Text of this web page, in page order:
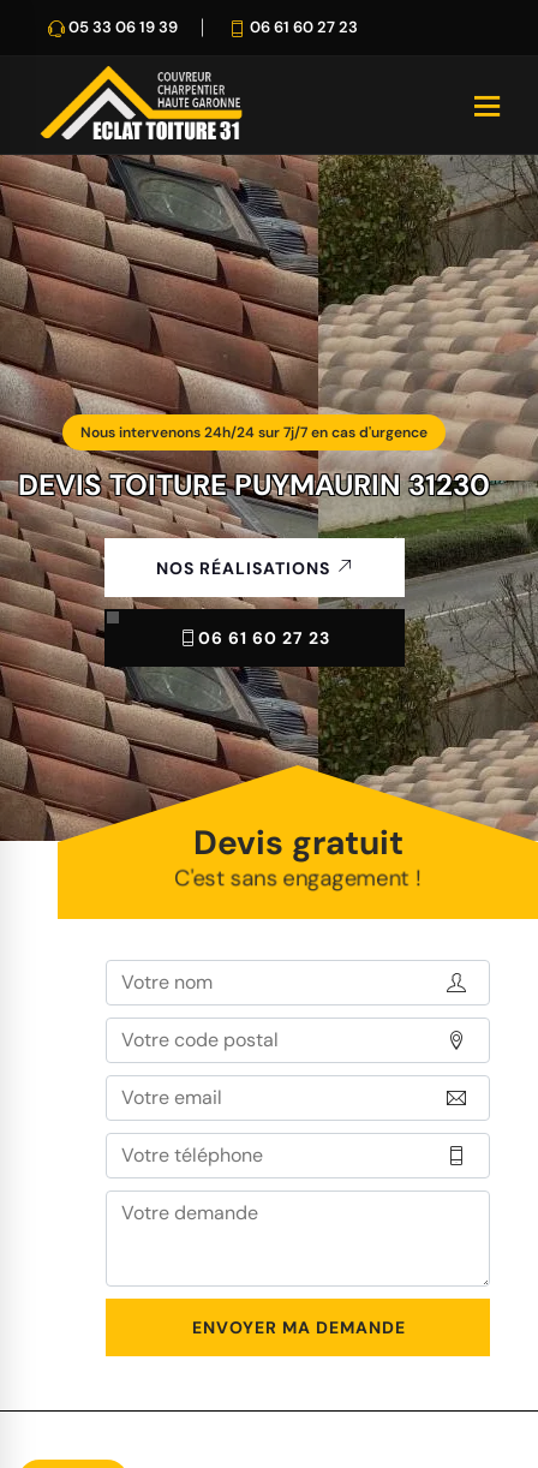
05 33 06 19 39 06 61 60 27 23
Nous intervenons 24h/24 sur 7j/7 en cas d'urgence
DEVIS TOITURE PUYMAURIN 31230
NOS RÉALISATIONS
06 61 60 27 23
Devis gratuit
C'est sans engagement !